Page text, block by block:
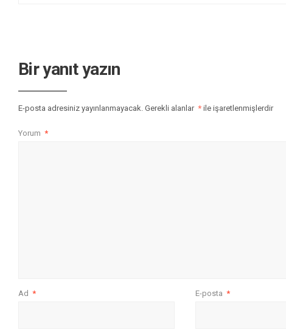
Bir yanıt yazın
E-posta adresiniz yayınlanmayacak. Gerekli alanlar * ile işaretlenmişlerdir
Yorum *
Ad * E-posta *